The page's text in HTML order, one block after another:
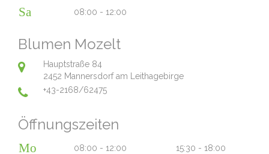
Sa 08:00 - 12:00
Blumen Mozelt
Hauptstraße 84
2452 Mannersdorf am Leithagebirge
+43-2168/62475
Öffnungszeiten
Mo 08:00 - 12:00 15:30 - 18:00